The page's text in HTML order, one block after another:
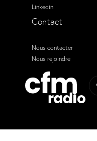
Linkedin
Contact
Nous contacter
Nous rejoindre